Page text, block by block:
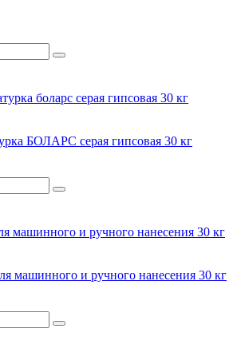
БОЛАРС серая гипсовая 30 кг
машинного и ручного нанесения 30 кг